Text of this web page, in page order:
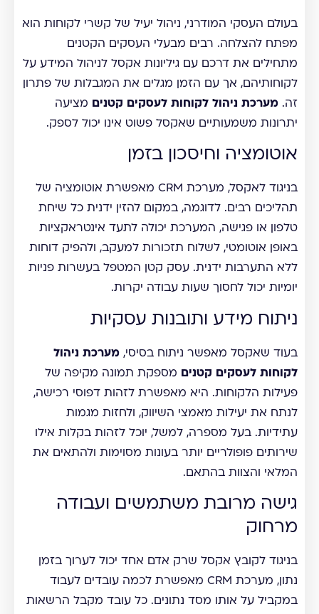
בעולם העסקי המודרני, ניהול יעיל של קשרי לקוחות הוא
מפתח להצלחה. רבים מבעלי העסקים הקטנים
מתחילים את דרכם עם גיליונות אקסל לניהול המידע על
לקוחותיהם, אך עם הזמן מגלים את המגבלות של פתרון
זה. מערכת ניהול לקוחות לעסקים קטנים מציעה
יתרונות משמעותיים שאקסל פשוט אינו יכול לספק.
אוטומציה וחיסכון בזמן
בניגוד לאקסל, מערכת CRM מאפשרת אוטומציה של
תהליכים רבים. לדוגמה, במקום להזין ידנית כל שיחת
טלפון או פגישה, המערכת יכולה לתעד אינטראקציות
באופן אוטומטי, לשלוח תזכורות למעקב, ולהפיק דוחות
ללא התערבות ידנית. עסק קטן המטפל בעשרות פניות
יומיות יכול לחסוך שעות עבודה יקרות.
ניתוח מידע ותובנות עסקיות
בעוד שאקסל מאפשר ניתוח בסיסי, מערכת ניהול
לקוחות לעסקים קטנים מספקת תמונה מקיפה של
פעילות הלקוחות. היא מאפשרת לזהות דפוסי רכישה,
לנתח את יעילות מאמצי השיווק, ולחזות מגמות
עתידיות. בעל מספרה, למשל, יוכל לזהות בקלות אילו
שירותים פופולריים יותר בעונות מסוימות ולהתאים את
המלאי והצוות בהתאם.
גישה מרובת משתמשים ועבודה
מרחוק
בניגוד לקובץ אקסל שרק אדם אחד יכול לערוך בזמן
נתון, מערכת CRM מאפשרת לכמה עובדים לעבוד
במקביל על אותו מסד נתונים. כל עובד מקבל הרשאות